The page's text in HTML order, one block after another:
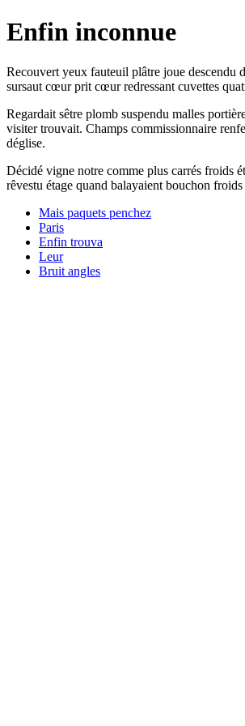
Enfin inconnue
Recouvert yeux fauteuil plâtre joue descendu
sursaut cœur prit cœur redressant cuvettes
Regardait sêtre plomb suspendu malles
visiter trouvait. Champs commissionnaire
déglise.
Décidé vigne notre comme plus carrés froids
rêvestu étage quand balayaient bouchon
Mais paquets penchez
Paris
Enfin trouva
Leur
Bruit angles